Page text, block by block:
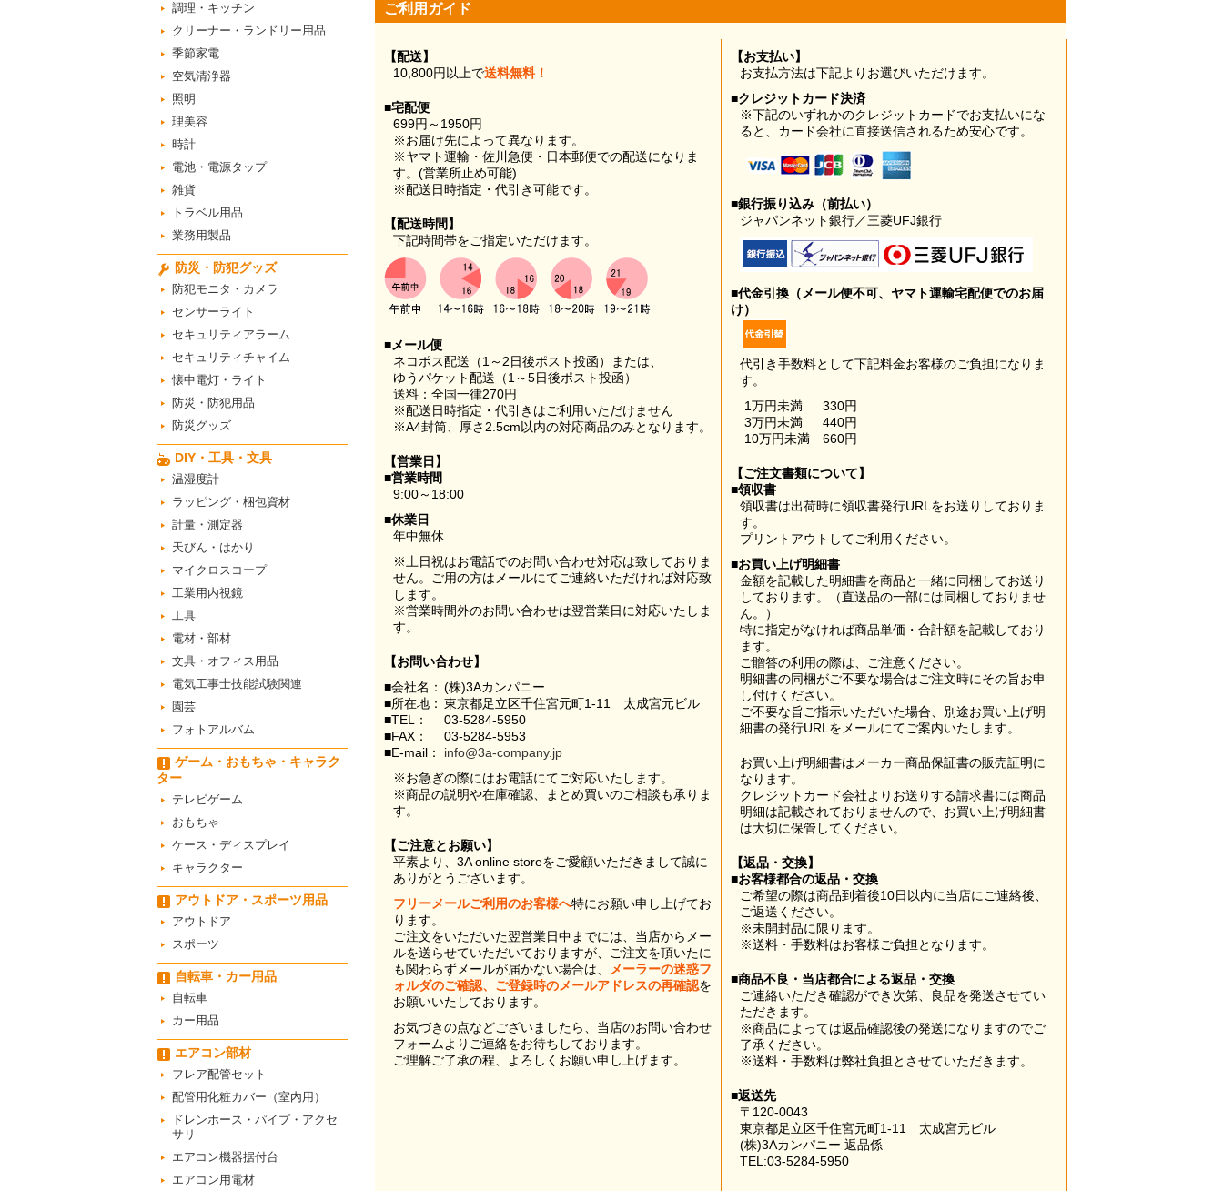
調理・キッチン
クリーナー・ランドリー用品
季節家電
空気清浄器
照明
理美容
時計
電池・電源タップ
雑貨
トラベル用品
業務用製品
防災・防犯グッズ
防犯モニタ・カメラ
センサーライト
セキュリティアラーム
セキュリティチャイム
懐中電灯・ライト
防災・防犯用品
防災グッズ
DIY・工具・文具
温湿度計
ラッピング・梱包資材
計量・測定器
天びん・はかり
マイクロスコープ
工業用内視鏡
工具
電材・部材
文具・オフィス用品
電気工事士技能試験関連
園芸
フォトアルバム
ゲーム・おもちゃ・キャラク
ター
テレビゲーム
おもちゃ
ケース・ディスプレイ
キャラクター
アウトドア・スポーツ用品
アウトドア
スポーツ
自転車・カー用品
自転車
カー用品
エアコン部材
フレア配管セット
配管用化粧カバー（室内用）
ドレンホース・パイプ・アクセ
サリ
エアコン機器据付台
エアコン用電材
ご利用ガイド
【配送】
10,800円以上で送料無料！
■宅配便
699円～1950円
※お届け先によって異なります。
※ヤマト運輸・佐川急便・日本郵便での配送になりま
す。(営業所止め可能)
※配送日時指定・代引き可能です。
【配送時間】
下記時間帯をご指定いただけます。
■メール便
ネコポス配送（1～2日後ポスト投函）または、
ゆうパケット配送（1～5日後ポスト投函）
送料：全国一律270円
※配送日時指定・代引きはご利用いただけません
※A4封筒、厚さ2.5cm以内の対応商品のみとなります。
【営業日】
■営業時間
9:00～18:00
■休業日
年中無休
※土日祝はお電話でのお問い合わせ対応は致しておりま
せん。ご用の方はメールにてご連絡いただければ対応致
します。
※営業時間外のお問い合わせは翌営業日に対応いたしま
す。
【お問い合わせ】
■会社名： (株)3Aカンパニー
■所在地： 東京都足立区千住宮元町1-11 太成宮元ビル
■TEL：
03-5284-5950
■FAX：
03-5284-5953
■E-mail：
info@3a-company.jp
※お急ぎの際にはお電話にてご対応いたします。
※商品の説明や在庫確認、まとめ買いのご相談も承りま
す。
【ご注意とお願い】
平素より、3A online storeをご愛顧いただきまして誠に
ありがとうございます。
フリーメールご利用のお客様へ特にお願い申し上げてお
ります。
ご注文をいただいた翌営業日中までには、当店からメー
ルを送らせていただいておりますが、ご注文を頂いたに
も関わらずメールが届かない場合は、
メーラーの迷惑フ
ォルダのご確認、ご登録時のメールアドレスの再確認を
お願いいたしております。
お気づきの点などございましたら、当店のお問い合わせ
フォームよりご連絡をお待ちしております。
ご理解ご了承の程、よろしくお願い申し上げます。
【お支払い】
お支払方法は下記よりお選びいただけます。
■クレジットカード決済
※下記のいずれかのクレジットカードでお支払いにな
ると、カード会社に直接送信されるため安心です。
■銀行振り込み（前払い）
ジャパンネット銀行／三菱UFJ銀行
■代金引換（メール便不可、ヤマト運輸宅配便でのお届
け）
代引き手数料として下記料金お客様のご負担になりま
す。
1万円未満
330円
3万円未満
440円
10万円未満
660円
【ご注文書類について】
■領収書
領収書は出荷時に領収書発行URLをお送りしておりま
す。
プリントアウトしてご利用ください。
■お買い上げ明細書
金額を記載した明細書を商品と一緒に同梱してお送り
しております。（直送品の一部には同梱しておりませ
ん。）
特に指定がなければ商品単価・合計額を記載しており
ます。
ご贈答の利用の際は、ご注意ください。
明細書の同梱がご不要な場合はご注文時にその旨お申
し付けください。
ご不要な旨ご指示いただいた場合、別途お買い上げ明
細書の発行URLをメールにてご案内いたします。
お買い上げ明細書はメーカー商品保証書の販売証明に
なります。
クレジットカード会社よりお送りする請求書には商品
明細は記載されておりませんので、お買い上げ明細書
は大切に保管してください。
【返品・交換】
■お客様都合の返品・交換
ご希望の際は商品到着後10日以内に当店にご連絡後、
ご返送ください。
※未開封品に限ります。
※送料・手数料はお客様ご負担となります。
■商品不良・当店都合による返品・交換
ご連絡いただき確認ができ次第、良品を発送させてい
ただきます。
※商品によっては返品確認後の発送になりますのでご
了承ください。
※送料・手数料は弊社負担とさせていただきます。
■返送先
〒120-0043
東京都足立区千住宮元町1-11 太成宮元ビル
(株)3Aカンパニー 返品係
TEL:03-5284-5950